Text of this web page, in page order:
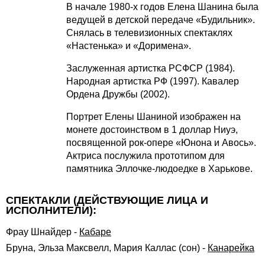
В начале 1980-х годов Елена Шанина была
ведущей в детской передаче «Будильник».
Снялась в телевизионных спектаклях
«Настенька» и «Доримена».
Заслуженная артистка РСФСР (1984).
Народная артистка РФ (1997). Кавалер
Ордена Дружбы (2002).
Портрет Елены Шаниной изображен на
монете достоинством в 1 доллар Ниуэ,
посвященной рок-опере «Юнона и Авось».
Актриса послужила прототипом для
памятника Эллочке-людоедке в Харькове.
СПЕКТАКЛИ (ДЕЙСТВУЮЩИЕ ЛИЦА И
ИСПОЛНИТЕЛИ):
Фрау Шнайдер - Кабаре
Бруна, Эльза Максвелл, Мария Каллас (сон) - Канарейка